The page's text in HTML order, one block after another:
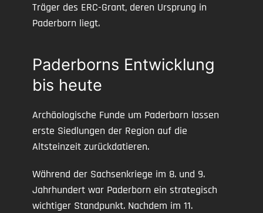
Träger des ERC-Grant, deren Ursprung in
Paderborn liegt.
Paderborns Entwicklung
bis heute
Archäologische Funde um Paderborn lassen
erste Siedlungen der Region auf die
Altsteinzeit zurückdatieren.
Während der Sachsenkriege im 8. und 9.
Jahrhundert war Paderborn ein strategisch
wichtiger Standpunkt. Nachdem im 11.